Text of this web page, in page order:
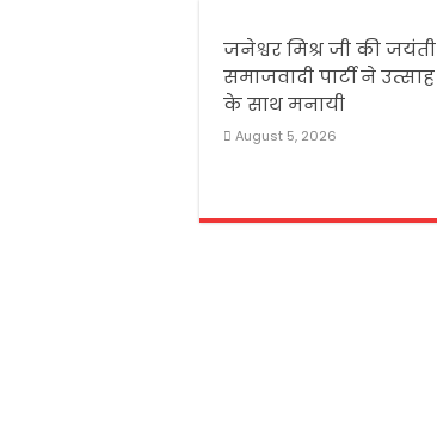
जनेश्वर मिश्र जी की जयंती
समाजवादी पार्टी ने उत्साह
के साथ मनायी
August 5, 2026